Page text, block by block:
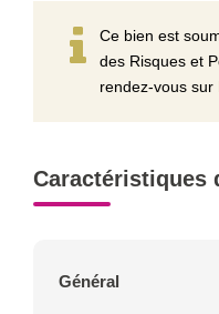
Ce bien est
des Risques et
rendez-vous sur
Caractéristiques
Général